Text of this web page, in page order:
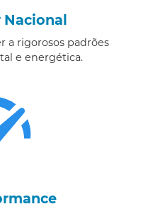
Nacional
a rigorosos padrões
e energética.